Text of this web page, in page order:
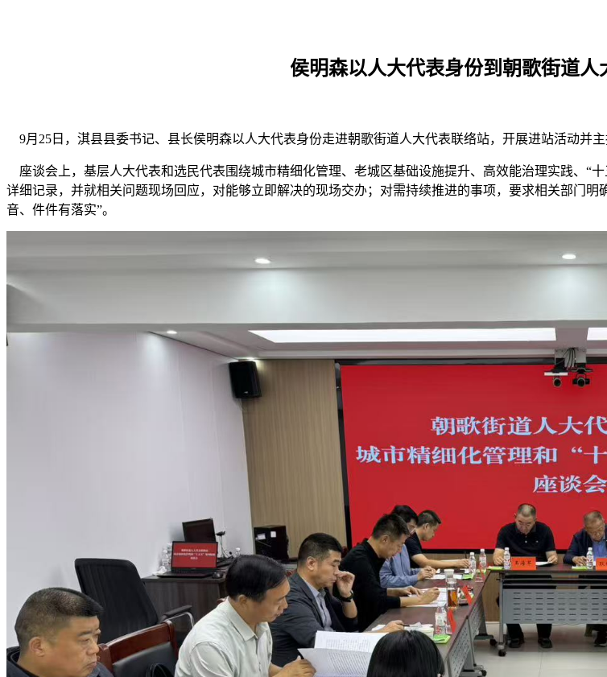
侯明森以人大代表身份到朝歌街道
9月25日，淇县县委书记、县长侯明森以人大代表身份走进朝歌街道人大代表联络站，开展进站活动并
座谈会上，基层人大代表和选民代表围绕城市精细化管理、老城区基础设施提升、高效能治理实践、“
详细记录，并就相关问题现场回应，对能够立即解决的现场交办；对需持续推进的事项，要求相关部门
音、件件有落实”。